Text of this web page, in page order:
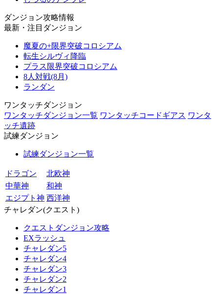
ダンジョン攻略情報
最新・注目ダンジョン
魔夏の+限界突破コロシアム
転生シルヴィ降臨
プラス限界突破コロシアム
8人対戦(8月)
ランダン
ワンタッチダンジョン
ワンタッチダンジョン一覧 ワンタッチコードギアス ワンタ
ッチ遺跡
試練ダンジョン
試練ダンジョン一覧
ドラゴン
北欧神
中華神
和神
エジプト神 西洋神
チャレダン(クエスト)
クエストダンジョン攻略
EXラッシュ
チャレダン5
チャレダン4
チャレダン3
チャレダン2
チャレダン1